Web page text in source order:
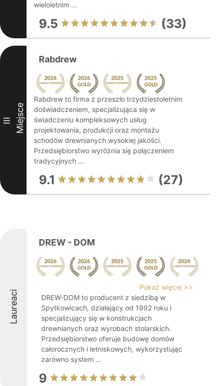
wieloletnim ...
9.5 (33)
III Miejsce
Rabdrew
Rabdrew to firma z przeszło trzydziestoletnim
doświadczeniem, specjalizująca się w
świadczeniu kompleksowych usług
projektowania, produkcji oraz montażu
schodów drewnianych wysokiej jakości.
Przedsiębiorstwo wyróżnia się połączeniem
tradycyjnych ...
9.1 (27)
Laureaci
DREW - DOM
Pokaż więcej >>
DREW-DOM to producent z siedzibą w
Spytkowicach, działający od 1992 roku i
specjalizujący się w konstrukcjach
drewnianych oraz wyrobach stolarskich.
Przedsiębiorstwo oferuje budowę domów
całorocznych i letniskowych, wykorzystując
zarówno system ...
9